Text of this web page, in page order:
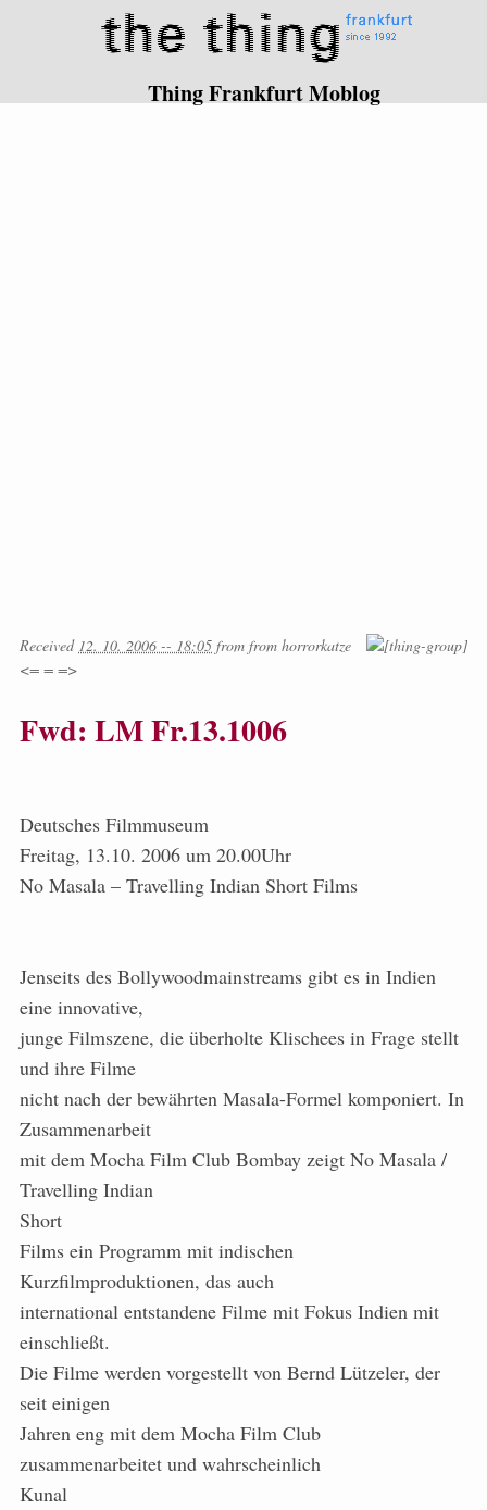
Thing Frankfurt Moblog
Received 12. 10. 2006 -- 18:05 from from horrorkatze
<= = =>
Fwd: LM Fr.13.1006
Deutsches Filmmuseum
Freitag, 13.10. 2006 um 20.00Uhr
No Masala – Travelling Indian Short Films
Jenseits des Bollywoodmainstreams gibt es in Indien
eine innovative,
junge Filmszene, die überholte Klischees in Frage stellt
und ihre Filme
nicht nach der bewährten Masala-Formel komponiert. In
Zusammenarbeit
mit dem Mocha Film Club Bombay zeigt No Masala /
Travelling Indian
Short
Films ein Programm mit indischen
Kurzfilmproduktionen, das auch
international entstandene Filme mit Fokus Indien mit
einschließt.
Die Filme werden vorgestellt von Bernd Lützeler, der
seit einigen
Jahren eng mit dem Mocha Film Club
zusammenarbeitet und wahrscheinlich
Kunal